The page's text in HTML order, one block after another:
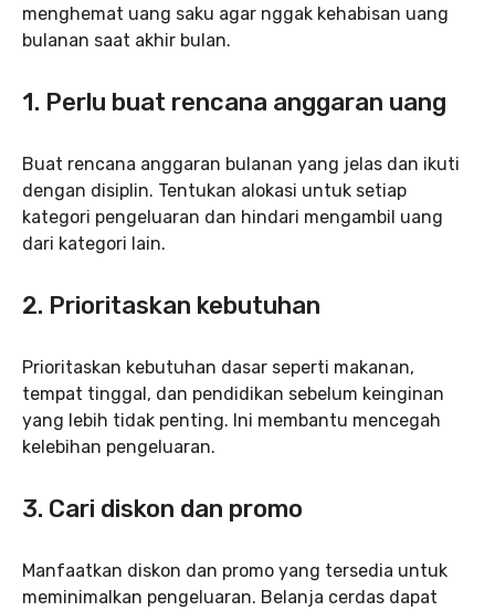
menghemat uang saku agar nggak kehabisan uang
bulanan saat akhir bulan.
1. Perlu buat rencana anggaran uang
Buat rencana anggaran bulanan yang jelas dan ikuti
dengan disiplin. Tentukan alokasi untuk setiap
kategori pengeluaran dan hindari mengambil uang
dari kategori lain.
2. Prioritaskan kebutuhan
Prioritaskan kebutuhan dasar seperti makanan,
tempat tinggal, dan pendidikan sebelum keinginan
yang lebih tidak penting. Ini membantu mencegah
kelebihan pengeluaran.
3. Cari diskon dan promo
Manfaatkan diskon dan promo yang tersedia untuk
meminimalkan pengeluaran. Belanja cerdas dapat